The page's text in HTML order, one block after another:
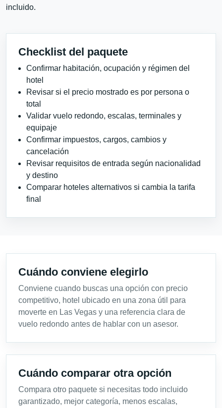
incluido.
Checklist del paquete
Confirmar habitación, ocupación y régimen del
hotel
Revisar si el precio mostrado es por persona o
total
Validar vuelo redondo, escalas, terminales y
equipaje
Confirmar impuestos, cargos, cambios y
cancelación
Revisar requisitos de entrada según nacionalidad
y destino
Comparar hoteles alternativos si cambia la tarifa
final
Cuándo conviene elegirlo
Conviene cuando buscas una opción con precio
competitivo, hotel ubicado en una zona útil para
moverte en Las Vegas y una referencia clara de
vuelo redondo antes de hablar con un asesor.
Cuándo comparar otra opción
Compara otro paquete si necesitas todo incluido
garantizado, mejor categoría, menos escalas,